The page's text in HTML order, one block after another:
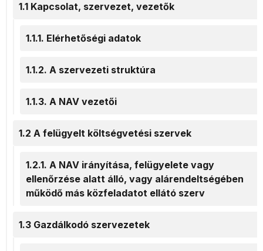
1.1 Kapcsolat, szervezet, vezetők
1.1.1. Elérhetőségi adatok
1.1.2. A szervezeti struktúra
1.1.3. A NAV vezetői
1.2 A felügyelt költségvetési szervek
1.2.1. A NAV irányítása, felügyelete vagy
ellenőrzése alatt álló, vagy alárendeltségében
működő más közfeladatot ellátó szerv
1.3 Gazdálkodó szervezetek